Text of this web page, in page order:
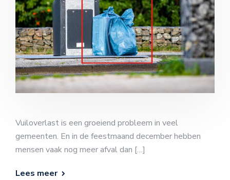
Vuiloverlast is een groeiend probleem in veel
gemeenten. En in de feestmaand december hebben
mensen vaak nog meer afval dan […]
Lees meer